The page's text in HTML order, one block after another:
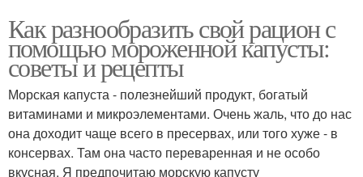
Как разнообразить свой рацион с
помощью мороженной капусты:
советы и рецепты
Морская капуста - полезнейший продукт, богатый
витаминами и микроэлементами. Очень жаль, что до нас
она доходит чаще всего в пресервах, или того хуже - в
консервах. Там она часто переваренная и не особо
вкусная. Я предпочитаю морскую капусту